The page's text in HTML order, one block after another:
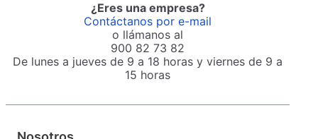
¿Eres una empresa?
Contáctanos por e-mail
o llámanos al
900 82 73 82
De lunes a jueves de 9 a 18 horas y viernes de 9 a
15 horas